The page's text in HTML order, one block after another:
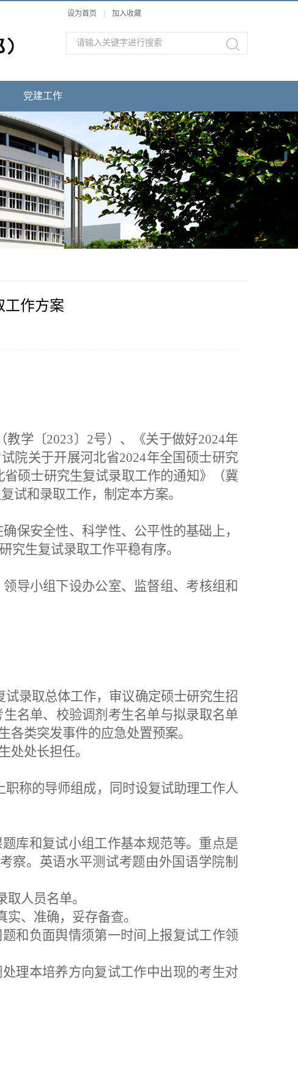
设为首页 加入收藏
党建工作
工作方案
教学〔2023〕 2号）、 《关于做好2024年
院关于开展河北省2024年全国硕士研究
省硕士研究生复试录取工作的通知》（冀
复试和录取工作，制定本方案。
保安全性、科学性、公平性的基础上，
究生复试录取工作平稳有序。
导小组下设办公室、 监督组、考核组和
试录取总体工作，审议确定硕士研究生招
生名单、校验调剂考生名单与拟录取名单
各类突发事件的应急处置预案。
处处长担任。
职称的导师组成， 同时设复试助理工作人
库和复试小组工作基本规范等。重点是
考察。 英语水平测试考题由外国语学院制
取人员名单。
实、准确， 妥存备查。
题和负面舆情须第一时间 上报复试工作领
处理本培养方向复试工作中出现的考生对